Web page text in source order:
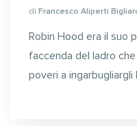
di Francesco Aliperti
Robin Hood era il suo
faccenda del ladro
poveri a ingarbugliargli